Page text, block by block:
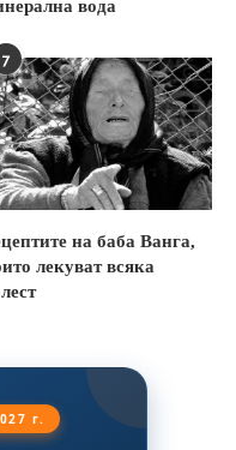
вода
7
на баба Ванга,
лекуват всяка
г.